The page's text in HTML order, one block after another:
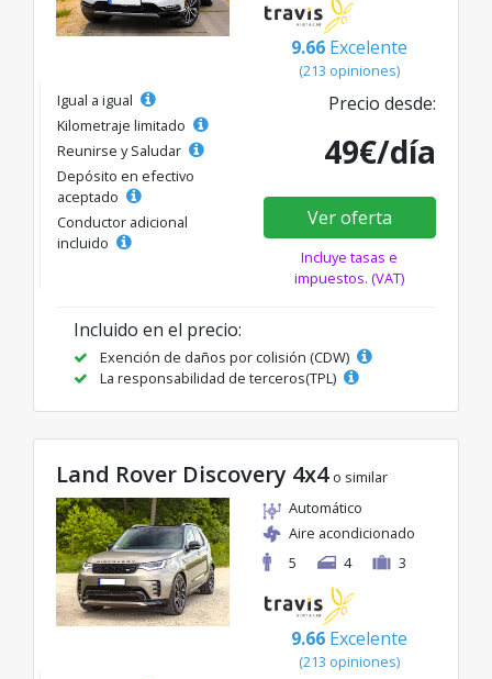
9.66 Excelente
(213 opiniones)
Igual a igual
Kilometraje limitado
Reunirse y Saludar
Depósito en efectivo
aceptado
Conductor adicional
incluido
Precio desde:
49€/día
Ver oferta
Incluye tasas e
impuestos. (VAT)
Incluido en el precio:
Exención de daños por colisión (CDW)
La responsabilidad de terceros(TPL)
Land Rover Discovery 4x4 o similar
Automático
Aire acondicionado
5
4 3
9.66 Excelente
(213 opiniones)